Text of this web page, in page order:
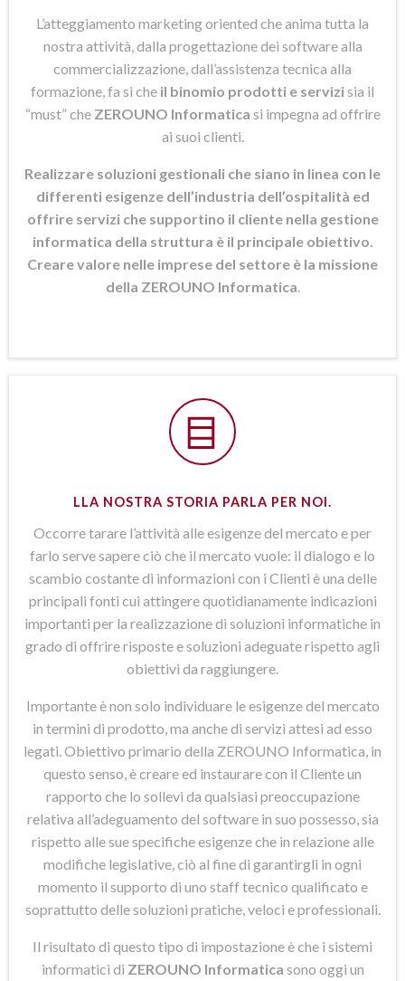
L’atteggiamento marketing oriented che anima tutta la
nostra attività, dalla progettazione dei software alla
commercializzazione, dall’assistenza tecnica alla
formazione, fa si che il binomio prodotti e servizisia il
“must” che ZEROUNO Informatica si impegna ad offrire
ai suoi clienti.
Realizzare soluzioni gestionali che siano in linea con le
differenti esigenze dell’industria dell’ospitalità ed
offrire servizi che supportino il cliente nella gestione
informatica della struttura è il principale obiettivo.
Creare valore nelle imprese del settore è la missione
della ZEROUNO Informatica
LLA NOSTRA STORIA PARLA PER NOI.
Occorre tarare l’attività alle esigenze del mercato e per
farlo serve sapere ciò che il mercato vuole: il dialogo e lo
scambio costante di informazioni con i Clienti è una delle
principali fonti cui attingere quotidianamente indicazioni
importanti per la realizzazione di soluzioni informatiche in
grado di offrire risposte e soluzioni adeguate rispetto agli
obiettivi da raggiungere.
Importante è non solo individuare le esigenze del mercato
in termini di prodotto, ma anche di servizi attesi ad esso
legati. Obiettivo primario della ZEROUNO Informatica, in
questo senso, è creare ed instaurare con il Cliente un
rapporto che lo sollevi da qualsiasi preoccupazione
relativa all’adeguamento del software in suo possesso, sia
rispetto alle sue specifiche esigenze che in relazione alle
modifiche legislative, ciò al fine di garantirgli in ogni
momento il supporto di uno staff tecnico qualificato e
soprattutto delle soluzioni pratiche, veloci e professionali.
Il risultato di questo tipo di impostazione è che i sistemi
informatici di ZEROUNO Informatica sono oggi un